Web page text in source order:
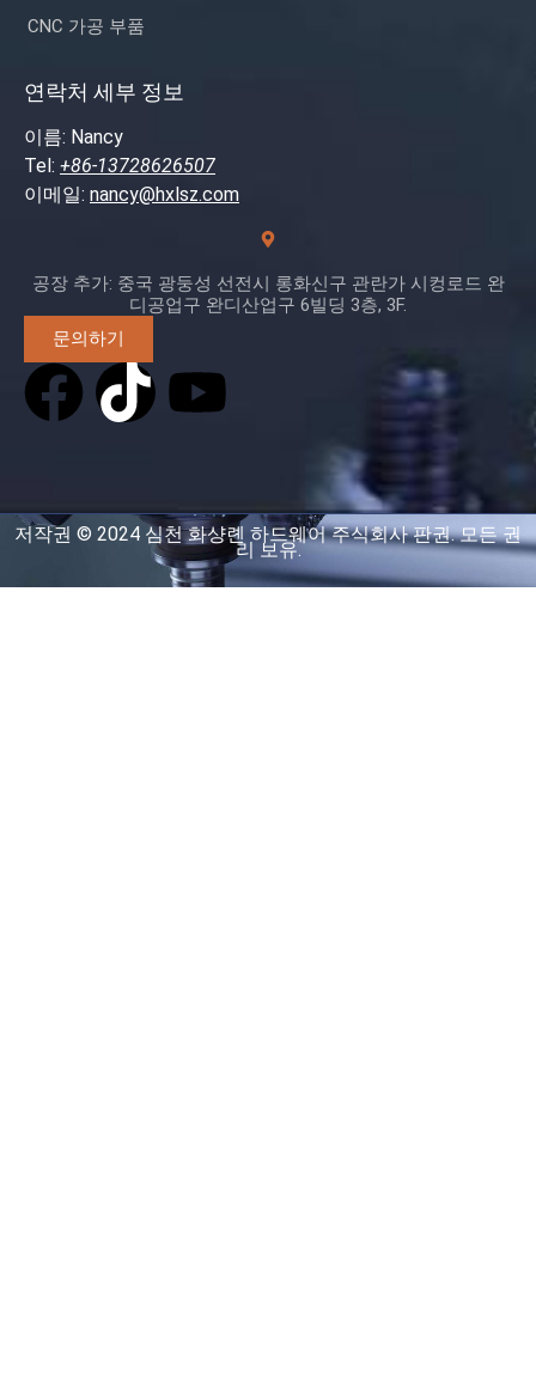
CNC 가공 부품
연락처 세부 정보
이름: Nancy
Tel: +86-13728626507
이메일: nancy@hxlsz.com
공장 추가: 중국 광둥성 선전시 롱화신구 관란가 시컹로드 완
디공업구 완디산업구 6빌딩 3층, 3F.
문의하기
저작권 © 2024 심천 화샹롄 하드웨어 주식회사 판권. 모든 권
리 보유.